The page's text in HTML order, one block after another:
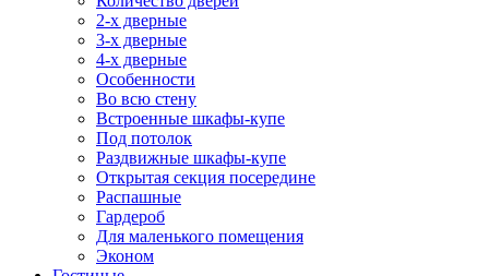
2-х дверные
3-х дверные
4-х дверные
Особенности
Во всю стену
Встроенные шкафы-купе
Под потолок
Раздвижные шкафы-купе
Открытая секция посередине
Распашные
Гардероб
Для маленького помещения
Эконом